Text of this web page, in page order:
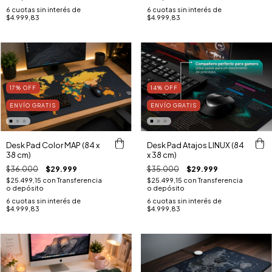
6 cuotas sin interés de
$4.999,83
6 cuotas sin interés de
$4.999,83
17% OFF
ENVÍO GRATIS
Desk Pad Color MAP (84 x
38 cm)
$36.000 $29.999
$25.499,15 con Transferencia
o depósito
6 cuotas sin interés de
$4.999,83
14% OFF
ENVÍO GRATIS
Desk Pad Atajos LINUX (84
x 38 cm)
$35.000 $29.999
$25.499,15 conTransferencia
o depósito
6 cuotas sin interés de
$4.999,83